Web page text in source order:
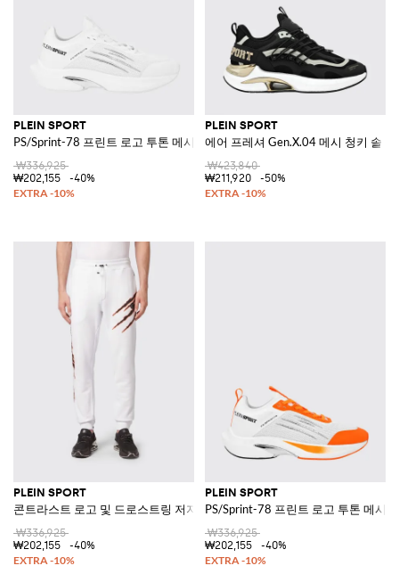
PLEIN SPORT
PS/Sprint-78 프린트 로고 투톤 메시 스니커즈
₩336,925
₩202,155
-40%
PLEIN SPORT
에어 프레셔 Gen.X.04 메시 청키 솔
₩423,840
₩211,920
-50%
PLEIN SPORT
콘트라스트 로고 및 드로스트링 저지 조깅 팬츠
₩336,925
₩202,155
-40%
PLEIN SPORT
PS/Sprint-78 프린트 로고 투톤 메시
₩336,925
₩202,155
-40%